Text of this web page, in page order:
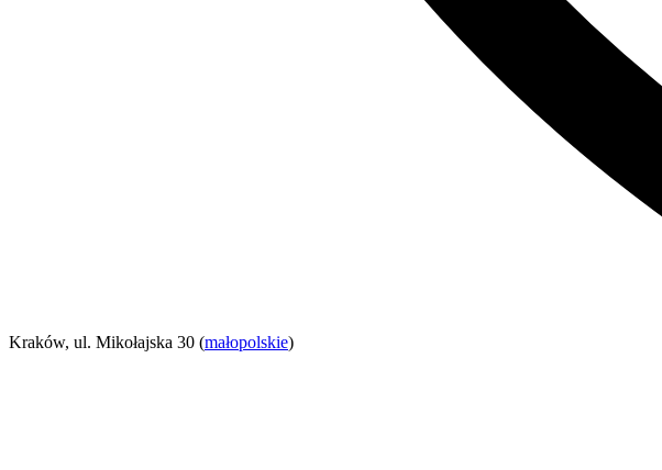
Kraków, ul. Mikołajska 30 (małopolskie)